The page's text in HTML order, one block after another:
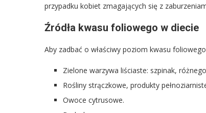
przypadku kobiet zmagających się z
Źródła kwasu foliowego w diecie
Aby zadbać o właściwy poziom kwasu
Zielone warzywa liściaste: szpinak,
Rośliny strączkowe, produkty
Owoce cytrusowe.